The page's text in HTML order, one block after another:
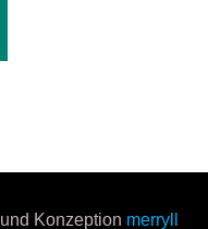
und Konzeption merryll